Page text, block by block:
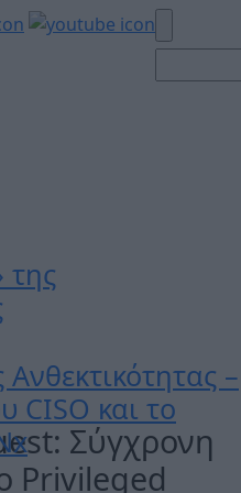
της
–
CISO και το
Σύγχρονη
Privileged